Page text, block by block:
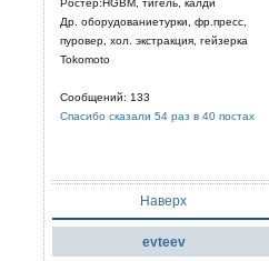
Ростер:HGBM, тигель, калди
Др. оборудованиетурки, фр.пресс,
пуровер, хол. экстракция, гейзерка
Tokomoto
Сообщений: 133
Спасибо сказали 54 раз в 40 постах
Наверх
evteev